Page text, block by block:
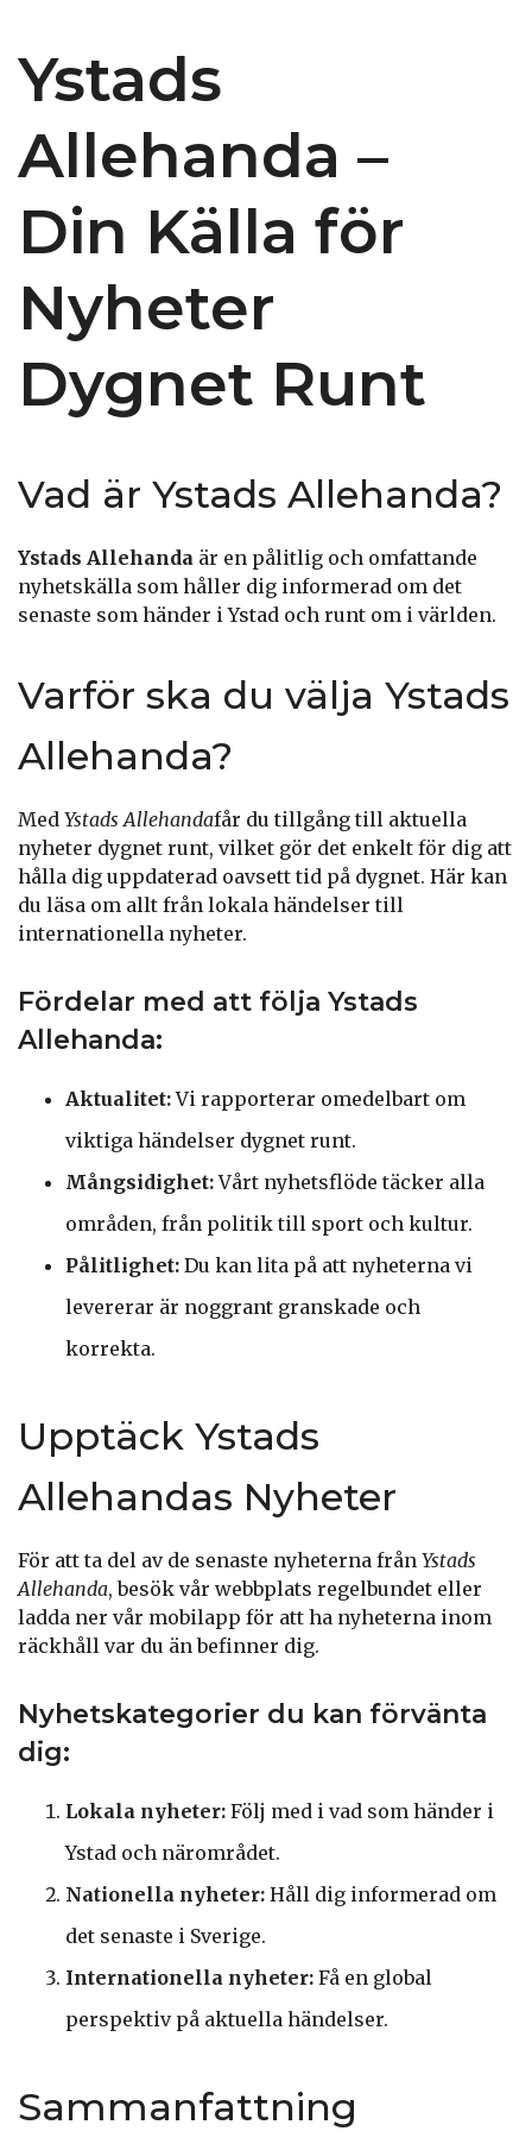
Ystads
Allehanda –
Din Källa för
Nyheter
Dygnet Runt
Vad är Ystads Allehanda?
Ystads Allehanda är en pålitlig och omfattande
nyhetskälla som håller dig informerad om det
senaste som händer i Ystad och runt om i världen.
Varför ska du välja Ystads
Allehanda?
Med Ystads Allehandafår du tillgång till aktuella
nyheter dygnet runt, vilket gör det enkelt för dig att
hålla dig uppdaterad oavsett tid på dygnet. Här kan
du läsa om allt från lokala händelser till
internationella nyheter.
Fördelar med att följa Ystads
Allehanda:
Aktualitet:Vi rapporterar omedelbart om
viktiga händelser dygnet runt.
Mångsidighet:Vårt nyhetsflöde täcker alla
områden, från politik till sport och kultur.
Pålitlighet: Du kan lita på att nyheterna vi
levererar är noggrant granskade och
korrekta.
Upptäck Ystads
Allehandas Nyheter
För att ta del av de senaste nyheterna från Ystads
Allehanda, besök vår webbplats regelbundet eller
ladda ner vår mobilapp för att ha nyheterna inom
räckhåll var du än befinner dig.
Nyhetskategorier du kan förvänta
dig:
Lokala nyheter: Följ med i vad som händer i
Ystad och närområdet.
Nationella nyheter: Håll dig informerad om
det senaste i Sverige.
Internationella nyheter: Få en global
perspektiv på aktuella händelser.
Sammanfattning